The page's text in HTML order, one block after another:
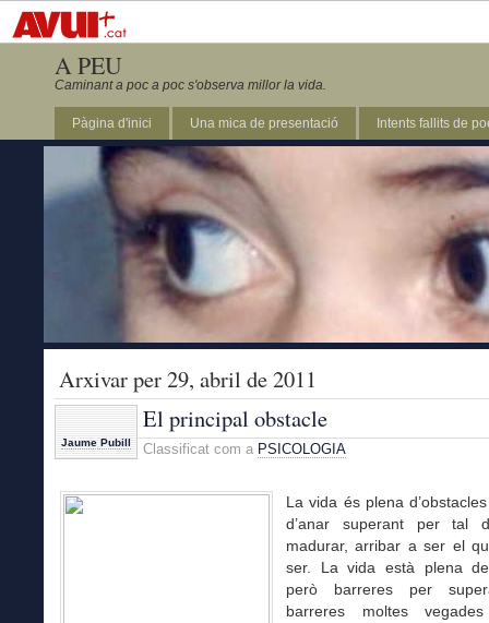
A PEU
Caminant a poc a poc s'observa millor la vida.
Pàgina d'inici Una mica de presentació Intents fallits de
Arxivar per 29, abril de 2011
Jaume Pubill
El principal obstacle
Classificat com a PSICOLOGIA
La vida és plena
d’anar superant per tal
madurar, arribar a ser el
ser. La vida està plena
però barreres per
barreres moltes